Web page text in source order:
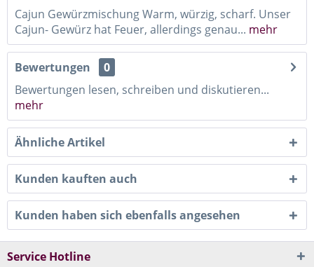
Cajun Gewürzmischung Warm, würzig, scharf. Unser
Cajun- Gewürz hat Feuer, allerdings genau... mehr
Bewertungen
0
Bewertungen lesen, schreiben und diskutieren...
mehr
Ähnliche Artikel
Kunden kauften auch
Kunden haben sich ebenfalls angesehen
Service Hotline